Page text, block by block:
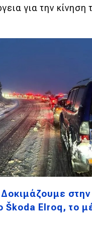
για την κίνηση
Δοκιμάζουμε στην
Škoda Elroq, το